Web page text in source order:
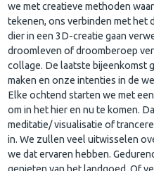
we met creatieve methoden
tekenen, ons verbinden met het
dier in een 3D-creatie gaan
droomleven of droomberoep
collage. De laatste bijeenkomst
maken en onze intenties in de
Elke ochtend starten we met
om in het hier en nu te komen.
meditatie/ visualisatie of
in. We zullen veel uitwisselen
we dat ervaren hebben.